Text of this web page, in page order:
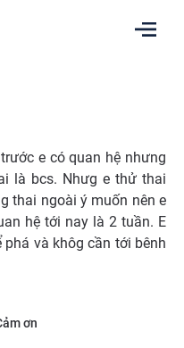
e có quan hệ nhưng
là bcs. Nhưg e thử thai
thai ngoài ý muốn nên e
hệ tới nay là 2 tuần. E
và khôg cần tới bênh
ơn